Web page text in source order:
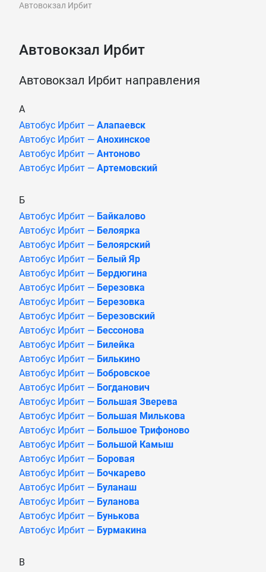
Автовокзал Ирбит
Автовокзал Ирбит
Автовокзал Ирбит направления
А
Автобус Ирбит — Алапаевск
Автобус Ирбит — Анохинское
Автобус Ирбит — Антоново
Автобус Ирбит — Артемовский
Б
Автобус Ирбит — Байкалово
Автобус Ирбит — Белоярка
Автобус Ирбит — Белоярский
Автобус Ирбит — Белый Яр
Автобус Ирбит — Бердюгина
Автобус Ирбит — Березовка
Автобус Ирбит — Березовка
Автобус Ирбит — Березовский
Автобус Ирбит — Бессонова
Автобус Ирбит — Билейка
Автобус Ирбит — Билькино
Автобус Ирбит — Бобровское
Автобус Ирбит — Богданович
Автобус Ирбит — Большая Зверева
Автобус Ирбит — Большая Милькова
Автобус Ирбит — Большое Трифоново
Автобус Ирбит — Большой Камыш
Автобус Ирбит — Боровая
Автобус Ирбит — Бочкарево
Автобус Ирбит — Буланаш
Автобус Ирбит — Буланова
Автобус Ирбит — Бунькова
Автобус Ирбит — Бурмакина
В